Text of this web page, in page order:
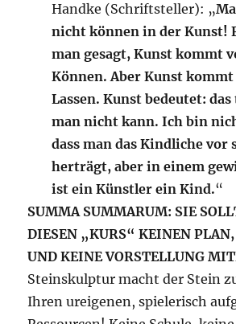
Handke (Schriftsteller): „
nicht können in der Kunst!
man gesagt, Kunst kommt
Können. Aber Kunst kommt
Lassen. Kunst bedeutet: das
man nicht kann. Ich bin
dass man das Kindliche vor
herträgt, aber in einem
ist ein Künstler ein Kind.“
SUMMA SUMMARUM: SIE
DIESEN „KURS“ KEINEN
UND KEINE VORSTELLUNG
Steinskulptur macht der Stein
Ihren ureigenen, spielerisch